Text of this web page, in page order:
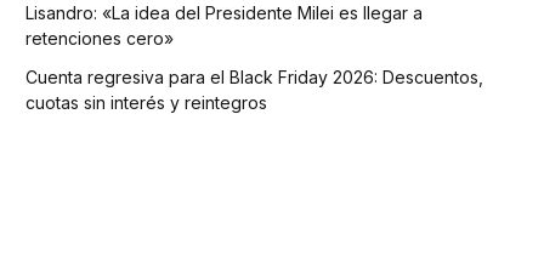
Lisandro: «La idea del Presidente Milei es llegar a
retenciones cero»
Cuenta regresiva para el Black Friday 2026: Descuentos,
cuotas sin interés y reintegros